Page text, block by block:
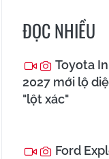
ĐỌC NHIỀU
Toyota
2027 mới lộ
"lột xác"
Ford